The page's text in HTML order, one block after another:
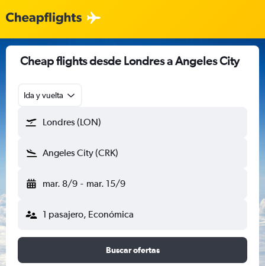
Cheap flights desde Londres a Angeles City
Ida y vuelta
Londres (LON)
Angeles City (CRK)
mar. 8/9 - mar. 15/9
1 pasajero, Económica
Buscar ofertas